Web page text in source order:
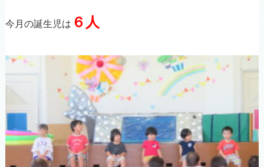
今月の誕生児は ６人